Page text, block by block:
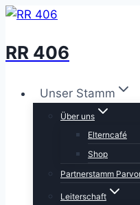
Zum
springen
RR 406
Unser Stamm
Über uns
Elterncafé
Shop
Partnerstamm
Leiterschaft